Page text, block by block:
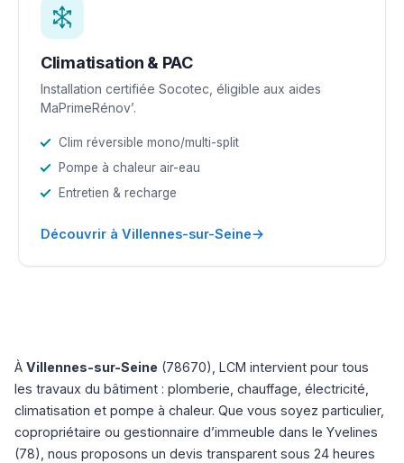
Climatisation & PAC
Installation certifiée Socotec, éligible aux aides
MaPrimeRénov’.
Clim réversible mono/multi-split
Pompe à chaleur air-eau
Entretien & recharge
Découvrir à Villennes-sur-Seine→
À Villennes-sur-Seine (78670), LCM intervient pour tous
les travaux du bâtiment : plomberie, chauffage, électricité,
climatisation et pompe à chaleur. Que vous soyez particulier,
copropriétaire ou gestionnaire d’immeuble dans le Yvelines
(78), nous proposons un devis transparent sous 24 heures